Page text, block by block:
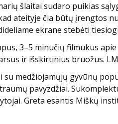
šlaitai sudaro puikias
ateityje čia būtų įrengtos
ekrane stebėti
3–5 minučių filmukus
ir išskirtinius bruožus.
medžiojamųjų gyvūnų
pavyzdžiai.
Greta esantis Miškų